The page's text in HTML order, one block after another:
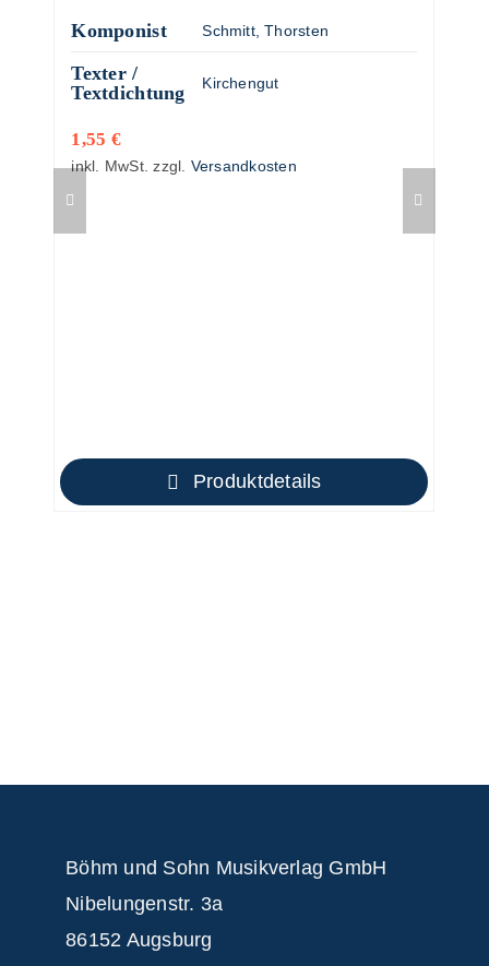
Komponist Schmitt, Thorsten
Texter /
Textdichtung
Kirchengut
1,55 €
inkl. MwSt. zzgl. Versandkosten
Produktdetails
Böhm und Sohn Musikverlag GmbH
Nibelungenstr. 3a
86152 Augsburg